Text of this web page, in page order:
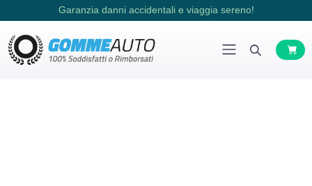
Garanzia danni accidentali e viaggia sereno!